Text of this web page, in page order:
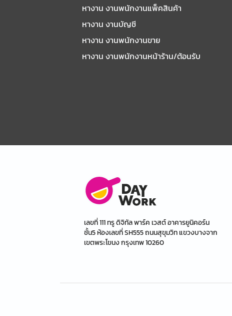
หางาน งานพนักงานแพ็คสินค้า
หางาน งานบัญชี
หางาน งานพนักงานขาย
หางาน งานพนักงานหน้าร้าน/ต้อนรับ
เลขที่ 111 ทรู ดิจิทัล พาร์ค เวสต์ อาคารยูนิคอร์น
ชั้น5 ห้องเลขที่ SH555 ถนนสุขุมวิท แขวงบางจาก
เขตพระโขนง กรุงเทพ 10260